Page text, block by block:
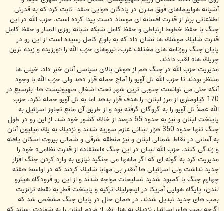
آشیانه هواپیماهای فوق مدرن در پادگان هوایی صفد- ثابت كرد كه به قدرتی
اطلاعاتی برتر از قدرت افسانه ای موساد دست پیدا كرده است. حزب الله در این
جنگ با حفظ خطوط ارتباطی و حفظ كامل شبكه شبانه روزی المنار و حفظ كامل
قدرت شلیك موشك ها نشان داد كه به بلوغ كامل رسیده است از این رو در
پایان جنگ روزنامه های مختلف غرب، نیروهای حزب الله را «ورزیده و زبده ترین
چریك ها» لقب دادند.
مدیریت حزب الله در جنگ هم از هوش بالای سیاسی آنان خبر داد. خیلی ها
منتظر بودند تا حزب الله تل آویو را آماج حمله قرار دهد ولی حزب الله با وجود
آنكه حتی می توانست جنوبی ترین شهر تحت اشغال صهیونیست ها- بئرسبع در
170 كیلومتری از مرز لبنان- را هدف قرار بدهد اما به تل آویو حمله نكرد. حزب
الله عملاً تل آویو را به گروگان گرفته بود و از طریق آن مانع تجاوز اسرائیل به
پایتخت لبنان و نیز به حدود 65 درصد از خاك كشور خود شد. از این رو در طول
جنگ تنها حدود 350 هزار لبنانی عازم سوریه شدند و نزدیك به یك میلیون آنان
به آسانی در نقاط شمالی لبنان و نیز منطقه شرقی و شمالی بیروت اسكان یافته
و زندگی كنند. حزب الله لبنان در این جنگ «استفاده از قدرت نظامی» خود را
مدیریت كرد به گونه ای كه اگر ماهها می جنگید نیازی به وارد كردن جنگ افزار
جدید نداشت ولی اسرائیلی ها آنقدر بی مهابا شلیك كردند كه در اواسط هفته
چهارم جنگ با كمبود شدید تسلیحات مواجه شدند و از این رو فرودگاه هیثرو
لندن، پایگاه هوایی آمریكا در اینجرلیك تركیه و پایتخت قطر به نقطه ترانزیت
بمب های جدید تبدیل شدند. در همان حال در پایان جنگ مشخص شد كه